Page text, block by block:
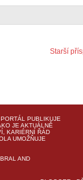
Starší
PUBLIKUJE
JE AKTUÁLNĚ
KARIÉRNÍ ŘÁD
UMOŽŇUJE
AND